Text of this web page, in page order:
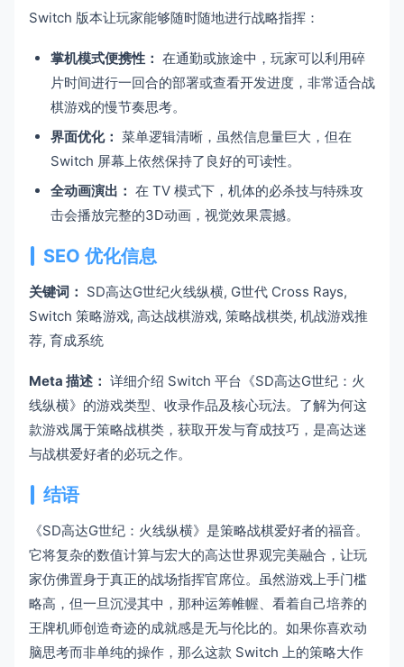
Switch 版本让玩家能够随时随地进行战略指挥：
掌机模式便携性： 在通勤或旅途中，玩家可以利用碎
片时间进行一回合的部署或查看开发进度，非常适合战
棋游戏的慢节奏思考。
界面优化： 菜单逻辑清晰，虽然信息量巨大，但在
Switch 屏幕上依然保持了良好的可读性。
全动画演出： 在 TV 模式下，机体的必杀技与特殊攻
击会播放完整的3D动画，视觉效果震撼。
SEO 优化信息
关键词： SD高达G世纪火线纵横, G世代 Cross Rays,
Switch 策略游戏, 高达战棋游戏, 策略战棋类, 机战游戏推
荐, 育成系统
Meta 描述： 详细介绍 Switch 平台《SD高达G世纪：火
线纵横》的游戏类型、收录作品及核心玩法。了解为何这
款游戏属于策略战棋类，获取开发与育成技巧，是高达迷
与战棋爱好者的必玩之作。
结语
《SD高达G世纪：火线纵横》是策略战棋爱好者的福音。
它将复杂的数值计算与宏大的高达世界观完美融合，让玩
家仿佛置身于真正的战场指挥官席位。虽然游戏上手门槛
略高，但一旦沉浸其中，那种运筹帷幄、看着自己培养的
王牌机师创造奇迹的成就感是无与伦比的。如果你喜欢动
脑思考而非单纯的操作，那么这款 Switch 上的策略大作